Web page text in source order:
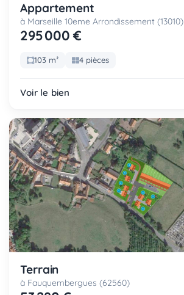
Appartement
à Marseille 10eme Arrondissement (13010)
295 000 €
103 m² 4 pièces
Voir le bien
Terrain
à Fauquembergues (62560)